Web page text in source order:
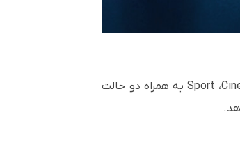
، Sportبه همراه دو حالت